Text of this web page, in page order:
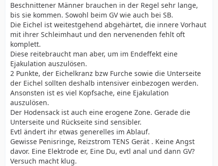
Beschnittener Männer brauchen in der Regel sehr lange,
bis sie kommen. Sowohl beim GV wie auch bei SB.
Die Eichel ist weitestgehend abgehärtet, die innere Vorhaut
mit ihrer Schleimhaut und den nervenenden fehlt oft
komplett.
Diese reitebraucht man aber, um im Endeffekt eine
Ejakulation auszulösen.
2 Punkte, der Eichelkranz bzw Furche sowie die Unterseite
der Eichel sollten deshalb intensiver einbezogen werden.
Ansonsten ist es viel Kopfsache, eine Ejakulation
auszulösen.
Der Hodensack ist auch eine erogene Zone. Gerade die
Unterseite und Rückseite sind sensibler.
Evtl ändert ihr etwas generelles im Ablauf.
Gewisse Penisringe, Reizstrom TENS Gerät . Keine Angst
davor. Eine Elektrode er, Eine Du, evtl anal und dann GV?
Versuch macht klug.